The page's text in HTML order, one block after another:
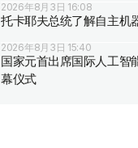
2026年8月3日 16:08
托卡耶夫总统了解自主机
2026年8月3日 15:40
国家元首出席国际人工智
幕仪式